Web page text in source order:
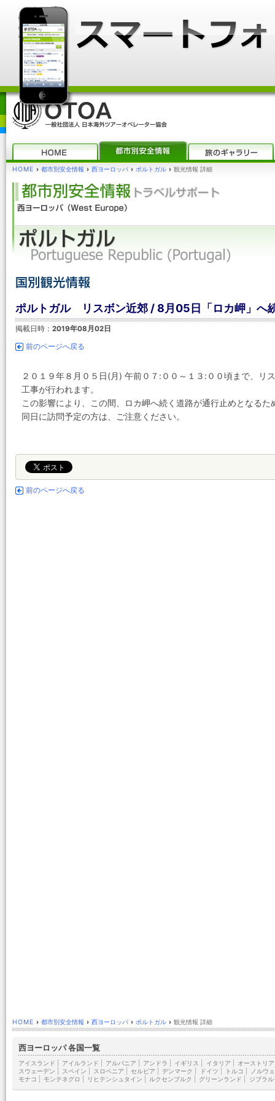
HOME › 都市別安全情報 › 西ヨーロッパ › ポルトガル › 観光情報 詳細
ポルトガル リスボン近郊 / 8月05日「ロカ岬」へ
掲載日時： 2019年08月02日
前のページへ戻る
２０１９年８月０５日(月) 午前０７:００～１３:００頃まで、リ
工事が行われます。
この影響により、この間、ロカ岬へ続く道路が通行止めとなる
同日に訪問予定の方は、ご注意ください。
前のページへ戻る
HOME › 都市別安全情報 › 西ヨーロッパ › ポルトガル › 観光情報 詳細
西ヨーロッパ 各国一覧
アイスランド アイルランド アルバニア アンドラ イギリス イタリア オーストリア
スウェーデン
スペイン スロベニア セルビア デンマーク ドイツ トルコ
ノルウ
モナコ
モンテネグロ リヒテンシュタイン ルクセンブルク グリーンランド ジブラル